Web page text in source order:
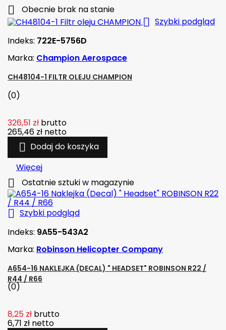
 Obecnie brak na stanie
 Szybki podgląd
Indeks: 722E-5756D
Marka: Champion Aerospace
CH48104-1 FILTR OLEJU CHAMPION
(0)
326,51 zł brutto
265,46 zł netto
 Dodaj do koszyka
Więcej
 Ostatnie sztuki w magazynie
 Szybki podgląd
Indeks: 9A55-543A2
Marka: Robinson Helicopter Company
A654-16 NAKLEJKA (DECAL) " HEADSET" ROBINSON R22 /
R44 / R66
(0)
8,25 zł brutto
6,71 zł netto